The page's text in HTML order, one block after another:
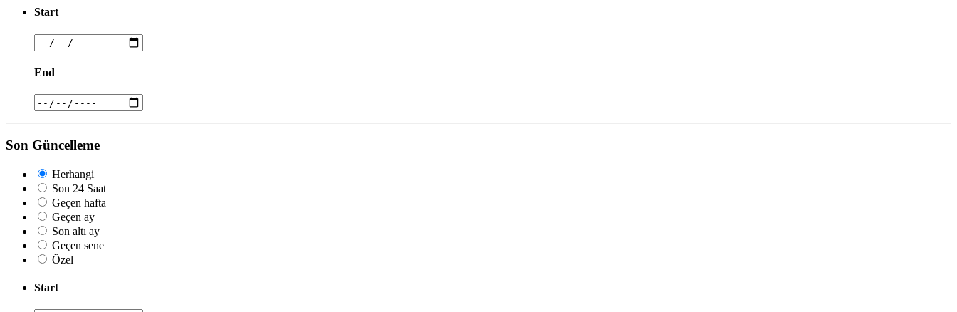
Start
End
Son Güncelleme
Herhangi
Son 24 Saat
Geçen hafta
Geçen ay
Son altı ay
Geçen sene
Özel
Start